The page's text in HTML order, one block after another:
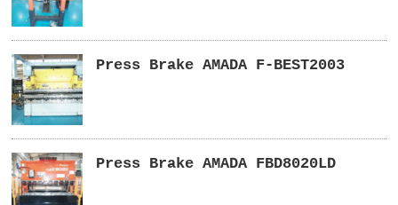
Press Brake AMADA F-BEST2003
Press Brake AMADA FBD8020LD